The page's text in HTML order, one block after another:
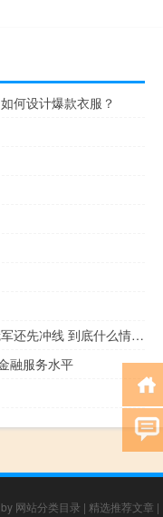
何设计爆款衣服？
显眼包来了！半马终点杀出一只猫比冠军还先冲线 到底什么情况呢
融服务水平
网站分类目录 | 精选推荐文章 |